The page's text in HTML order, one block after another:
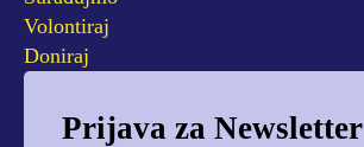
Volontiraj
Doniraj
Prijava za Newsletter